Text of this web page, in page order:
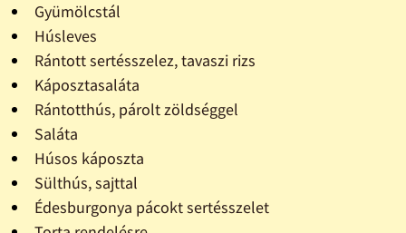
Gyümölcstál
Húsleves
Rántott sertésszelez, tavaszi rizs
Káposztasaláta
Rántotthús, párolt zöldséggel
Saláta
Húsos káposzta
Sülthús, sajttal
Édesburgonya pácokt sertésszelet